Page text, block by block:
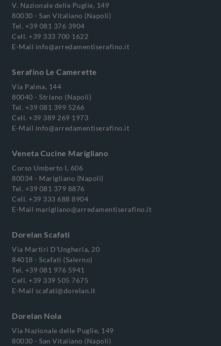
V. Nazionale delle Puglie, 149
80030 - San Vitaliano (Napoli)
Tel. +39 081 376 3904
Cell. +39 333 700 1622
E-Mail info@arredamentiserafino.it
Serafino Le Camerette
Via Palma, 144
80040 - Striano (Napoli)
Tel. +39 081 399 5266
Cell. +39 389 269 1973
E-Mail info@arredamentiserafino.it
Veneta Cucine Marigliano
Corso Umberto I, 606
80034 - Marigliano (Napoli)
Tel. +39 081 379 8876
Cell. +39 333 688 8904
E-Mail marigliano@arredamentiserafino.it
Dorelan Scafati
Via Martiri D'Ungheria, 20
84018 - Scafati (Salerno)
Tel. +39 081 976 5941
Cell. +39 339 505 7675
E-Mail scafati@dorelan.it
Dorelan Nola
Via Nazionale delle Puglie, 149
80030 - San Vitaliano (Napoli)